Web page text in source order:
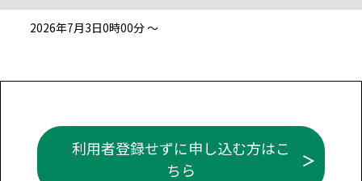
2026年7月3日0時00分 ～
利用者登録せずに申し込む方はこ
ちら